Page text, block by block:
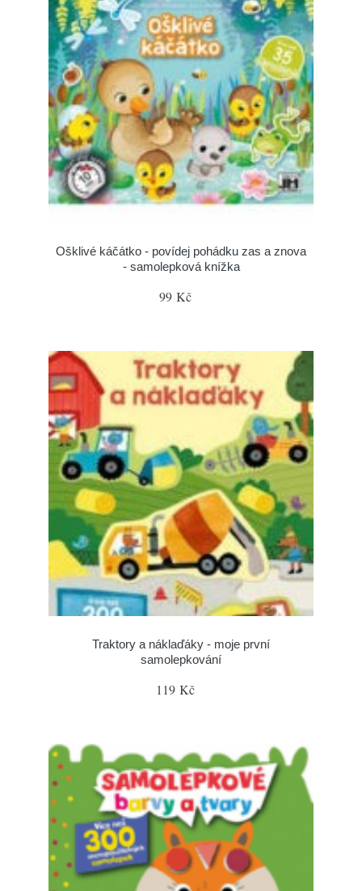
Ošklivé káčátko - povídej pohádku zas a znova
- samolepková knížka
99 Kč
Traktory a náklaďáky - moje první
samolepkování
119 Kč